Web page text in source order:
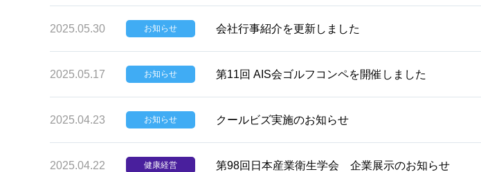
2025.05.30 お知らせ 会社行事紹介を更新しました
2025.05.17 お知らせ 第11回 AIS会ゴルフコンペを開催しました
2025.04.23 お知らせ クールビズ実施のお知らせ
2025.04.22 健康経営 第98回日本産業衛生学会 企業展示のお知らせ